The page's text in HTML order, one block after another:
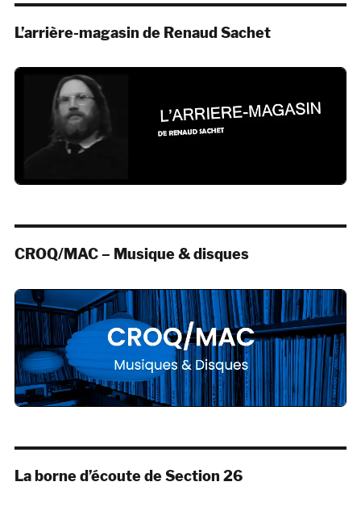
L’arrière-magasin de Renaud Sachet
CROQ/MAC – Musique & disques
La borne d’écoute de Section 26